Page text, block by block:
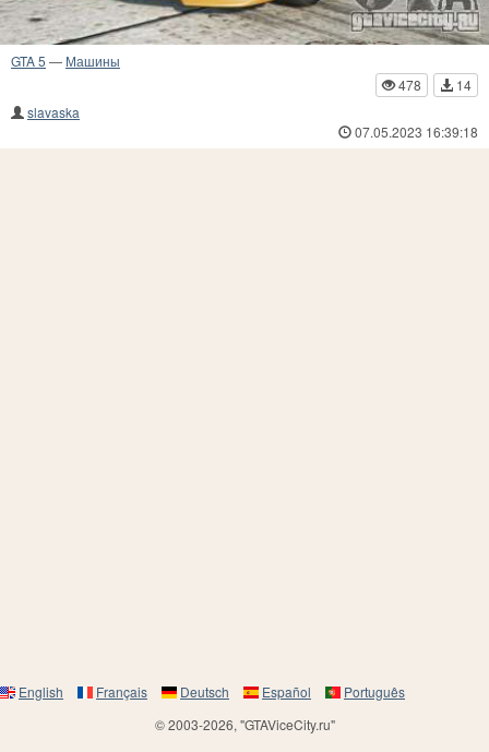
GTA 5 — Машины
478
14
slavaska
07.05.2023 16:39:18
English Français Deutsch Español
Português
© 2003-2026, "GTAViceCity.ru"